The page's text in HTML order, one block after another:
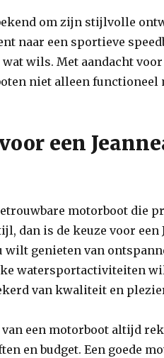
om zijn stijlvolle
naar een sportieve
wils. Met aandacht
niet alleen functioneel
een
motorboot die
dan is de keuze voor een
wilt genieten van
watersportactiviteiten
van kwaliteit en
een motorboot altijd
en budget. Een goede